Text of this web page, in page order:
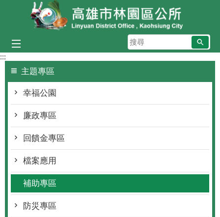
跳到主要內容區塊
搜
尋
:::
主題專區
幸福公園
廉政專區
回饋金專區
檔案應用
補助專區
防災專區